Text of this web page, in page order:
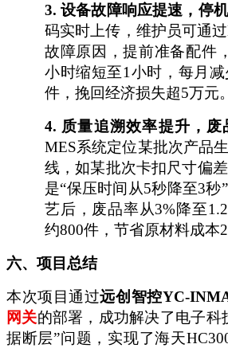
3.设备故障响应提速，停
码实时上传，维护员可通过
故障原因，提前准备配件
小时缩短至1小时，每月
件，挽回经济损失超5万元。
4. 质量追溯效率提升，废
MES系统定位某批次产品
线，如某批次卡扣尺寸偏
是“保压时间从5秒降至3秒
艺后，废品率从3%降至
约800件，节省原材料成本
六、项目总结
本次项目通过远创智控YC-
网关的部署，成功解决了电子科
据断层”问题，实现了海天